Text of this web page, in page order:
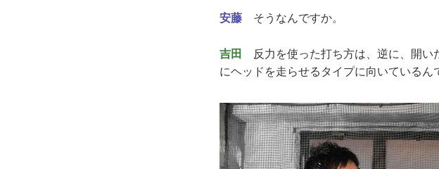
安藤 そうなんですか。
吉田
反力を使った打ち方は、逆に、開い
にヘッドを走らせるタイプに向いているん